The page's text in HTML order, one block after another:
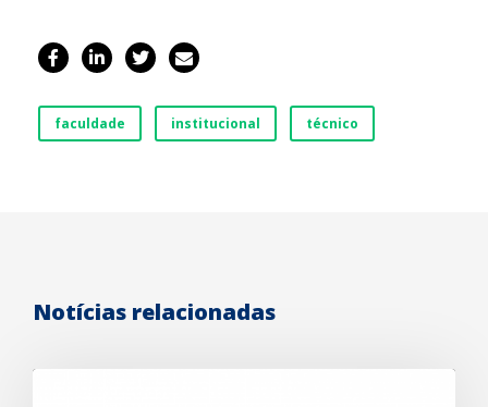
faculdade institucional técnico
Notícias relacionadas